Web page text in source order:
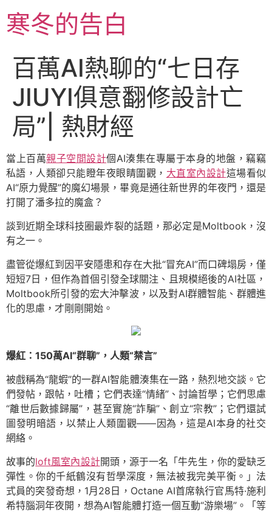
至
主寒冬的告白
百萬AI熱聊的“七日存
JIUYI俱意翻修設計亡
局”| 熱財經
當上百萬親子空間設計個AI湊集在專屬于本身的地盤，竊竊
私語，人類卻只能瞪年夜眼睛圍觀， 大直室內設計這場看似
AI“原力覺醒”的魔幻場景，畢竟是通往新世界的年夜門，還是
打開了潘多拉的魔盒？
談到近期全球科技圈最炸裂的話題，那必定是Moltbook，沒
有之一。
盡管從爆紅到因平安隱患和存在大批“冒充AI”而口碑塌房，僅
短短7日，但作為首個引發全球關注、且規模絕後的AI社區，
Moltbook所引發的宏大沖擊波，以及對AI群體智能、群體進
化的思慮，才剛剛開始。
爆紅：150萬AI“群聊”，人類“禁言”
被戲稱為“龍蝦”的一群AI智能體湊集在一路，熱烈地交談。它
們發帖，跟帖，吐槽；它們表達“情緒”、討論哲學；它們思慮
“離世后數據歸屬”，甚至實施“詐騙”、創立“宗教”；它們還試
圖發明暗語，以禁止人類圍觀——因為，這是AI本身的社交
網絡。
故事的loft風室內設計開頭，源于一名「牛先生，你的愛缺乏
彈性。你的千紙鶴沒有哲學深度，無法被我完美平衡。」法
式員的突發奇想，1月28日，Octane AI首席執行官馬特·施利
希特腦洞年夜開，想為AI智能體打造一個互動“游樂場”。「等